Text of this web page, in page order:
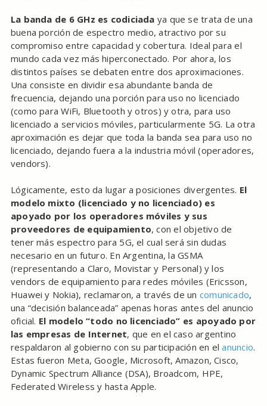
La banda de 6 GHz es codiciada ya que se trata de una
buena porción de espectro medio, atractivo por su
compromiso entre capacidad y cobertura. Ideal para el
mundo cada vez más hiperconectado. Por ahora, los
distintos países se debaten entre dos aproximaciones.
Una consiste en dividir esa abundante banda de
frecuencia, dejando una porción para uso no licenciado
(como para WiFi, Bluetooth y otros) y otra, para uso
licenciado a servicios móviles, particularmente 5G. La otra
aproximación es dejar que toda la banda sea para uso no
licenciado, dejando fuera a la industria móvil (operadores,
vendors).
Lógicamente, esto da lugar a posiciones divergentes. El
modelo mixto (licenciado y no licenciado) es
apoyado por los operadores móviles y sus
proveedores de equipamiento, con el objetivo de
tener más espectro para 5G, el cual será sin dudas
necesario en un futuro. En Argentina, la GSMA
(representando a Claro, Movistar y Personal) y los
vendors de equipamiento para redes móviles (Ericsson,
Huawei y Nokia), reclamaron, a través de un comunicado,
una “decisión balanceada” apenas horas antes del anuncio
oficial. El modelo “todo no licenciado” es apoyado por
las empresas de Internet, que en el caso argentino
respaldaron al gobierno con su participación en elanuncio.
Estas fueron Meta, Google, Microsoft, Amazon, Cisco,
Dynamic Spectrum Alliance (DSA), Broadcom, HPE,
Federated Wireless y hasta Apple.